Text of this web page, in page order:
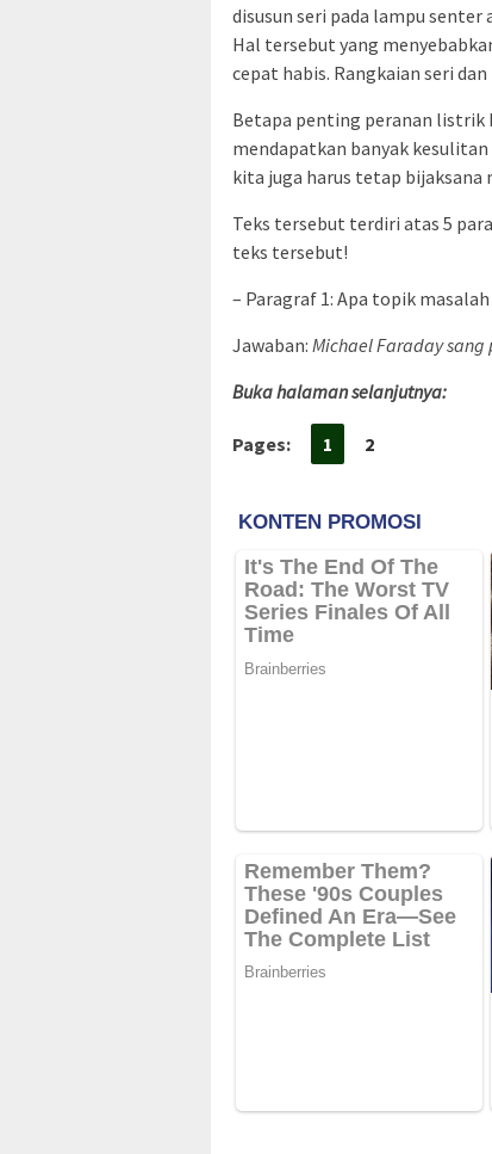
disusun seri pada lampu
Hal tersebut yang
cepat habis. Rangkaian seri
Betapa penting peranan listrik
mendapatkan banyak
kita juga harus tetap
Teks tersebut terdiri atas 5
teks tersebut!
– Paragraf 1: Apa topik
Jawaban: Michael Faraday sang
Buka halaman selanjutnya:
Pages: 1 2